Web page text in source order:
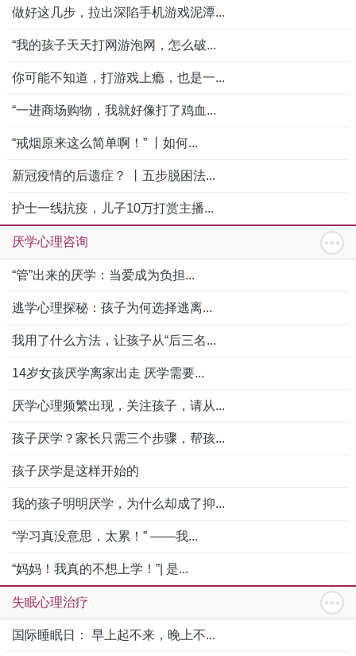
做好这几步，拉出深陷手机游戏泥潭...
“我的孩子天天打网游泡网，怎么破...
你可能不知道，打游戏上瘾，也是一...
“一进商场购物，我就好像打了鸡血...
“戒烟原来这么简单啊！” 丨如何...
新冠疫情的后遗症？ 丨五步脱困法...
护士一线抗疫，儿子10万打赏主播...
厌学心理咨询
“管”出来的厌学：当爱成为负担...
逃学心理探秘：孩子为何选择逃离...
我用了什么方法，让孩子从“后三名...
14岁女孩厌学离家出走 厌学需要...
厌学心理频繁出现，关注孩子，请从...
孩子厌学？家长只需三个步骤，帮孩...
孩子厌学是这样开始的
我的孩子明明厌学，为什么却成了抑...
“学习真没意思，太累！” ——我...
“妈妈！我真的不想上学！”| 是...
失眠心理治疗
国际睡眠日： 早上起不来，晚上不...